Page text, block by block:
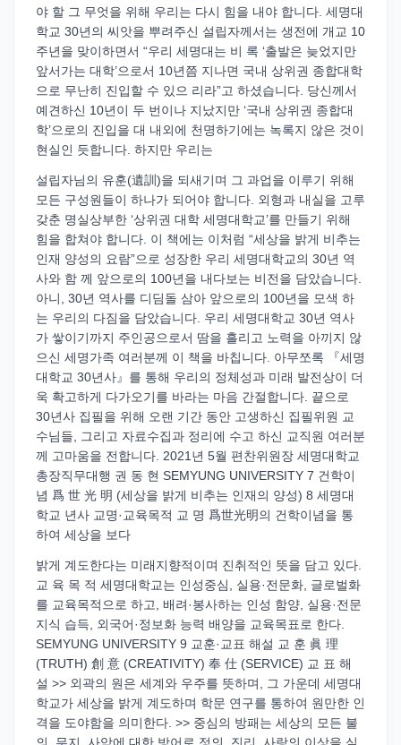
야 할 그 무엇을 위해 우리는 다시 힘을 내야 합니다. 세명대
학교 30년의 씨앗을 뿌려주신 설립자께서는 생전에 개교 10
주년을 맞이하면서 “우리 세명대는 비 록 ‘출발은 늦었지만
앞서가는 대학’으로서 10년쯤 지나면 국내 상위권 종합대학
으로 무난히 진입할 수 있으 리라”고 하셨습니다. 당신께서
예견하신 10년이 두 번이나 지났지만 ‘국내 상위권 종합대
학’으로의 진입을 대 내외에 천명하기에는 녹록지 않은 것이
현실인 듯합니다. 하지만 우리는
설립자님의 유훈(遺訓)을 되새기며 그 과업을 이루기 위해
모든 구성원들이 하나가 되어야 합니다. 외형과 내실을 고루
갖춘 명실상부한 ‘상위권 대학 세명대학교’를 만들기 위해
힘을 합쳐야 합니다. 이 책에는 이처럼 “세상을 밝게 비추는
인재 양성의 요람”으로 성장한 우리 세명대학교의 30년 역
사와 함 께 앞으로의 100년을 내다보는 비전을 담았습니다.
아니, 30년 역사를 디딤돌 삼아 앞으로의 100년을 모색 하
는 우리의 다짐을 담았습니다. 우리 세명대학교 30년 역사
가 쌓이기까지 주인공으로서 땀을 흘리고 노력을 아끼지 않
으신 세명가족 여러분께 이 책을 바칩니다. 아무쪼록 『세명
대학교 30년사』를 통해 우리의 정체성과 미래 발전상이 더
욱 확고하게 다가오기를 바라는 마음 간절합니다. 끝으로
30년사 집필을 위해 오랜 기간 동안 고생하신 집필위원 교
수님들, 그리고 자료수집과 정리에 수고 하신 교직원 여러분
께 고마움을 전합니다. 2021년 5월 편찬위원장 세명대학교
총장직무대행 권 동 현 SEMYUNG UNIVERSITY 7 건학이
념 爲 世 光 明 (세상을 밝게 비추는 인재의 양성) 8 세명대
학교 년사 교명·교육목적 교 명 爲世光明의 건학이념을 통
하여 세상을 보다
밝게 계도한다는 미래지향적이며 진취적인 뜻을 담고 있다.
교 육 목 적 세명대학교는 인성중심, 실용·전문화, 글로벌화
를 교육목적으로 하고, 배려·봉사하는 인성 함양, 실용·전문
지식 습득, 외국어·정보화 능력 배양을 교육목표로 한다.
SEMYUNG UNIVERSITY 9 교훈·교표 해설 교 훈 眞 理
(TRUTH) 創 意 (CREATIVITY) 奉 仕 (SERVICE) 교 표 해
설 >> 외곽의 원은 세계와 우주를 뜻하며, 그 가운데 세명대
학교가 세상을 밝게 계도하며 학문 연구를 통하여 원만한 인
격을 도야함을 의미한다. >> 중심의 방패는 세상의 모든 불